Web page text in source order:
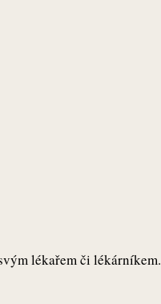
lékařem či lékárníkem.